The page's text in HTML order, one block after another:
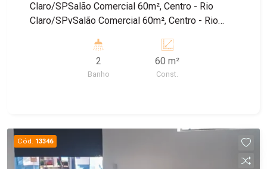
Claro/SPSalão Comercial 60m², Centro - Rio
Claro/SPvSalão Comercial 60m², Centro - Rio
2
Banho
60 m²
Const.
Cód. 13346